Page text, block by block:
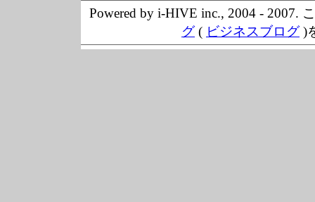
Powered by i-HIVE inc., 2004 - 2007.
グ( ビジネスブログ)